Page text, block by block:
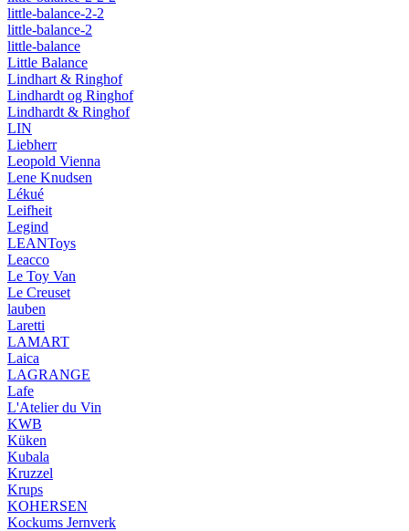
little-balance-2-2
little-balance-2
little-balance
Little Balance
Lindhart & Ringhof
Lindhardt og Ringhof
Lindhardt & Ringhof
LIN
Liebherr
Leopold Vienna
Lene Knudsen
Lékué
Leifheit
Legind
LEANToys
Leacco
Le Toy Van
Le Creuset
lauben
Laretti
LAMART
Laica
LAGRANGE
Lafe
L'Atelier du Vin
KWB
Küken
Kubala
Kruzzel
Krups
KOHERSEN
Kockums Jernverk